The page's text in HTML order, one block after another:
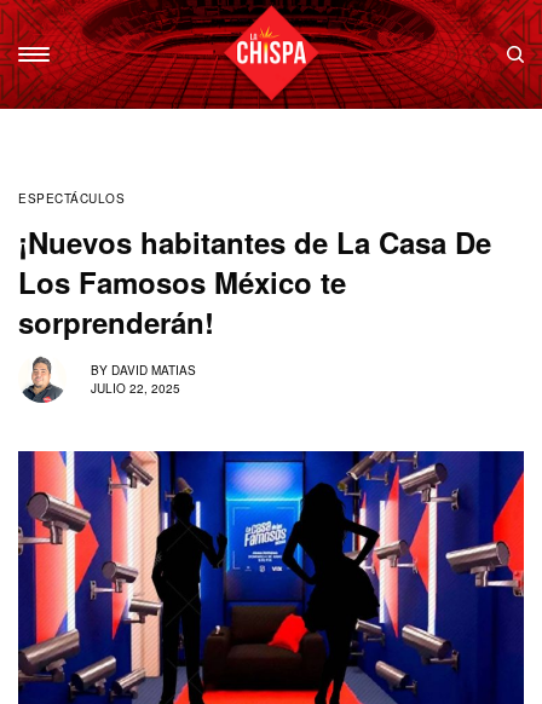
ESPECTÁCULOS
¡Nuevos habitantes de La Casa De
Los Famosos México te
sorprenderán!
BY DAVID MATIAS
JULIO 22, 2025